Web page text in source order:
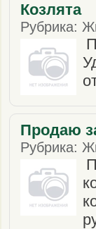
Козлята
Рубрика:
Продаю
Рубрика: